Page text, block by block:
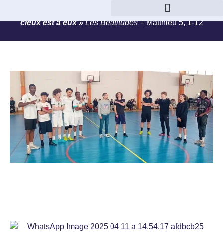
« Heureux les pauvres de coeur, car le royaume des
cieux est à eux »Les Béatitudes –Matthieu 5, 1-12